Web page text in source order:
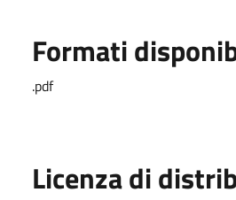
Formati
.pdf
Licenza di